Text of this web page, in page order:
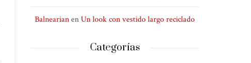
BalnearianenUn look con vestido largo reciclado
Categorías